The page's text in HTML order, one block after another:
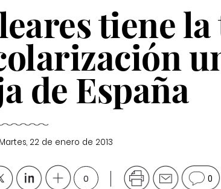
tiene la
de España
Martes, 22 de enero de 2013
0 0